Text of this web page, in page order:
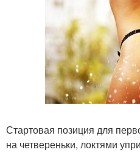
Стартовая позиция для
на четвереньки, локтями